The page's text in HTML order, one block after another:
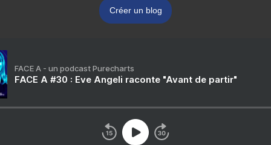
Créer un blog
FACE A - un podcast Purecharts
FACE A #30 : Eve Angeli raconte "Avant de partir"